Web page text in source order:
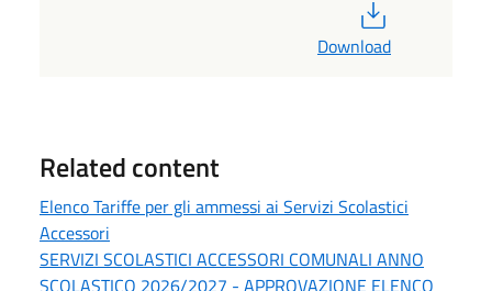
Download
Related content
Elenco Tariffe per gli ammessi ai Servizi Scolastici
Accessori
SERVIZI SCOLASTICI ACCESSORI COMUNALI ANNO